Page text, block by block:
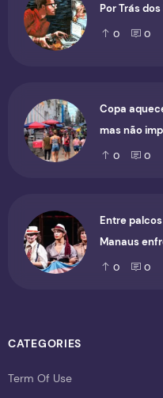
Por Trás
0 0
Copa
mas não
0 0
Entre
Manaus
cenário
0 0
CATEGORIES
Term Of Use